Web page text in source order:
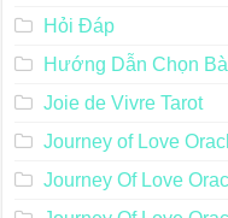
Hỏi Đáp
Hướng Dẫn Chọn
Joie de Vivre Tarot
Journey of Love
Journey Of Love